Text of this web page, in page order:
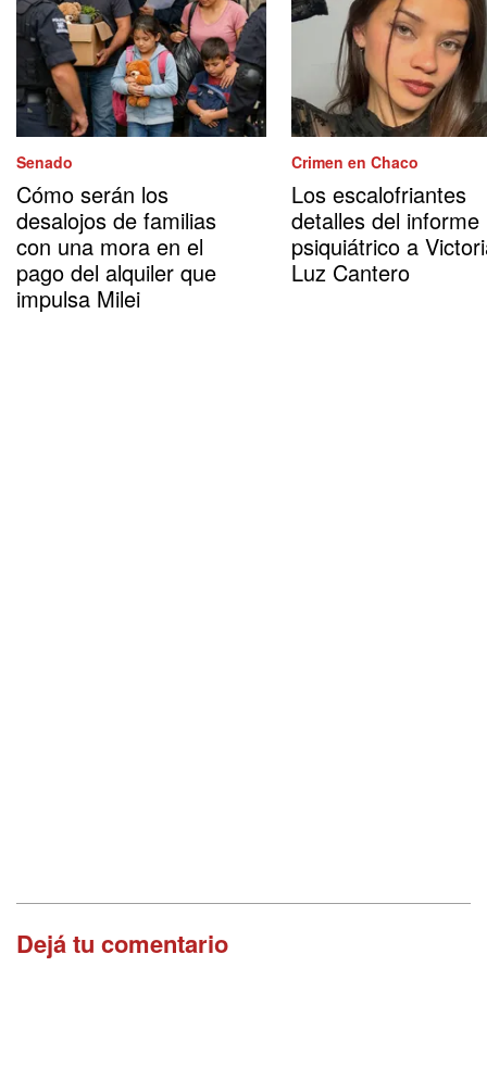
Senado
Cómo serán los
desalojos de familias
con una mora en el
pago del alquiler que
impulsa Milei
Crimen en Chaco
Los escalofriantes
detalles del informe
psiquiátrico a
Luz Cantero
Dejá tu comentario